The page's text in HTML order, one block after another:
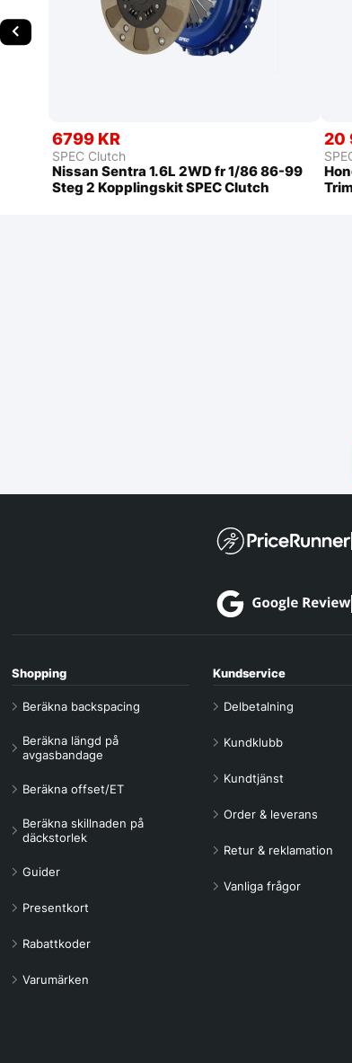
6799 KR
SPEC Clutch
Nissan Sentra 1.6L 2WD fr 1/86 86-99
Steg 2 Kopplingskit SPEC Clutch
20
Shopping
Beräkna backspacing
Beräkna längd på
avgasbandage
Beräkna offset/ET
Beräkna skillnaden på
däckstorlek
Guider
Presentkort
Rabattkoder
Varumärken
Kundservice
Delbetalning
Kundklubb
Kundtjänst
Order & leverans
Retur & reklamation
Vanliga frågor